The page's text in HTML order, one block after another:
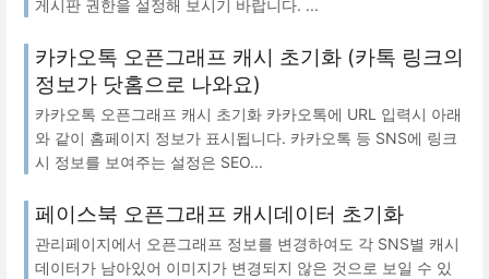
게시판 권한을 설정해 보시기 바랍니다. ...
카카오톡 오픈그래프 캐시 초기화 (카톡 링크의
정보가 닷홈으로 나와요)
카카오톡 오픈그래프 캐시 초기화 카카오톡에 URL 입력시 아래
와 같이 홈페이지 정보가 표시됩니다. 카카오톡 등 SNS에 링크
시 정보를 보여주는 설정은 SEO...
페이스북 오픈그래프 캐시데이터 초기화
관리페이지에서 오픈그래프 정보를 변경하여도 각 SNS별 캐시
데이터가 남아있어 이미지가 변경되지 않은 것으로 보일 수 있